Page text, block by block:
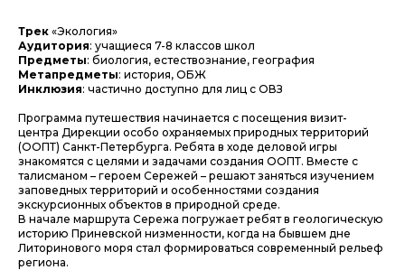
Трек «Экология»
Аудитория: учащиеся 7-8 классов школ
Предметы: биология, естествознание, география
Метапредметы: история, ОБЖ
Инклюзия: частично доступно для лиц с ОВЗ
Программа путешествия начинается с посещения визит-
центра Дирекции особо охраняемых природных территорий
(ООПТ) Санкт-Петербурга. Ребята в ходе деловой игры
знакомятся с целями и задачами создания ООПТ. Вместе с
талисманом – героем Сережей – решают заняться изучением
заповедных территорий и особенностями создания
экскурсионных объектов в природной среде.
В начале маршрута Сережа погружает ребят в геологическую
историю Приневской низменности, когда на бывшем дне
Литоринового моря стал формироваться современный рельеф
региона.